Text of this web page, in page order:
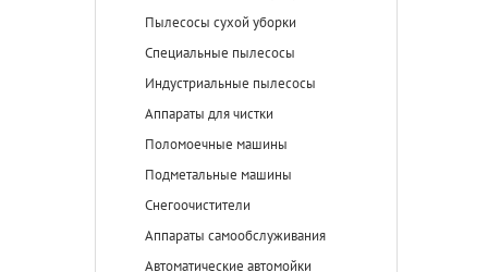
Пылесосы сухой уборки
Специальные пылесосы
Индустриальные пылесосы
Аппараты для чистки
Поломоечные машины
Подметальные машины
Снегоочистители
Аппараты самообслуживания
Автоматические автомойки